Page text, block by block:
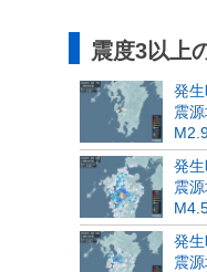
震度3以上
発
震
発
震
発
震